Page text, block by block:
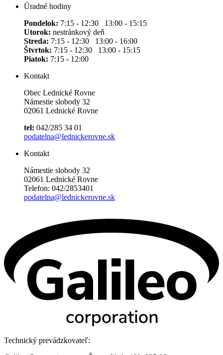
Úradné hodiny
Pondelok: 7:15 - 12:30 13:00 - 15:15
Utorok: nestránkový deň
Streda: 7:15 - 12:30 13:00 - 16:00
Štvrtok: 7:15 - 12:30 13:00 - 15:15
Piatok: 7:15 - 12:00
Kontakt
Obec Lednické Rovne
Námestie slobody 32
02061 Lednické Rovne
tel: 042/285 34 01
podatelna@lednickerovne.sk
Kontakt
Námestie slobody 32
02061 Lednické Rovne
Telefon: 042/2853401
podatelna@lednickerovne.sk
Technický prevádzkovateľ: